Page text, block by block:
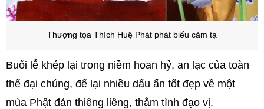
Thượng tọa Thích Huệ Phát phát biểu cảm tạ
Buổi lễ khép lại trong niềm hoan hỷ, an lạc của toàn
thể đại chúng, để lại nhiều dấu ấn tốt đẹp về một
mùa Phật đản thiêng liêng, thắm tình đạo vị.